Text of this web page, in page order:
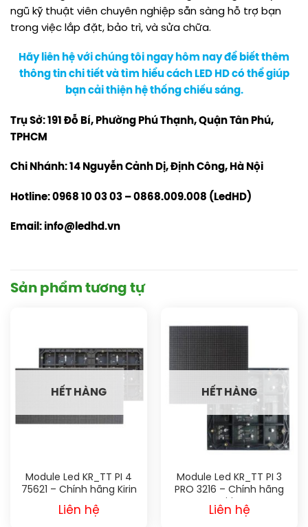
ngũ kỹ thuật viên chuyên nghiệp sẵn sàng hỗ trợ bạn
trong việc lắp đặt, bảo trì, và sửa chữa.
Hãy liên hệ với chúng tôi ngay hôm nay để biết thêm
thông tin chi tiết và tìm hiểu cách LED HD có thể giúp
bạn cải thiện hệ thống chiếu sáng.
Trụ Sở: 191 Đỗ Bí, Phường Phú Thạnh, Quận Tân Phú,
TPHCM
Chi Nhánh: 14 Nguyễn Cảnh Dị, Định Công, Hà Nội
Hotline: 0968 10 03 03 – 0868.009.008 (LedHD)
Email: info@ledhd.vn
Sản phẩm tương tự
HẾT HÀNG
Module Led KR_TT PI 4
75621 – Chính hãng Kirin
Liên hệ
HẾT HÀNG
Module Led KR_TT PI 3
PRO 3216 – Chính hãng
Kirin
Liên hệ